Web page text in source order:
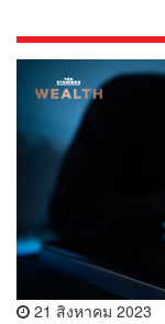
21 สิงหาคม 2023